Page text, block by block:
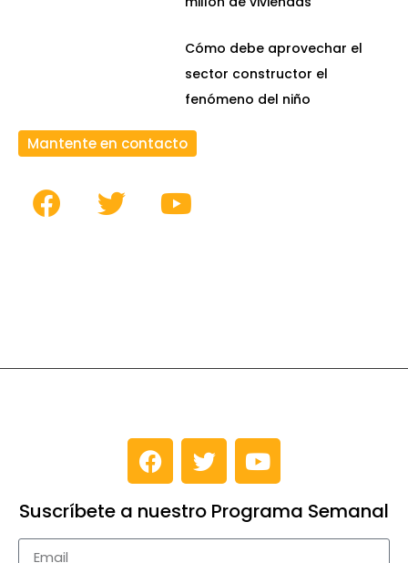
Cómo debe aprovechar el
sector constructor el
fenómeno del niño
Mantente en contacto
Suscríbete a nuestro Programa Semanal